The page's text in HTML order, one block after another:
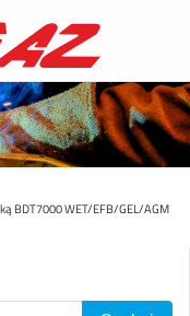
BDT7000 WET/EFB/GEL/AGM